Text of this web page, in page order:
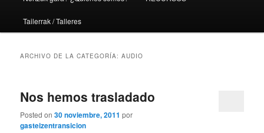
Tailerrak / Talleres
ARCHIVO DE LA CATEGORÍA:AUDIO
Nos hemos trasladado
Posted on30 noviembre, 2011 por
gasteizentransicion